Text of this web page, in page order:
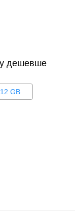
дешевше
GB